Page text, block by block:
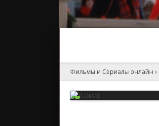
Фильмы и Сериалы онлайн »